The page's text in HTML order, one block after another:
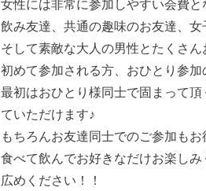
女性には非常に参加しやすい会費と
飲み友達、共通の趣味のお友達、
そして素敵な大人の男性とたくさ
初めて参加される方、おひとり参加
最初はおひとり様同士で固まって
ていただけます♪
もちろんお友達同士でのご参加も
食べて飲んでお好きなだけお楽し
広めください！！